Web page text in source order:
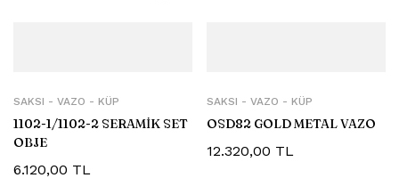
SAKSI - VAZO - KÜP
1102-1/1102-2 SERAMİK SET
OBJE
6.120,00 TL
SAKSI - VAZO - KÜP
OSD82 GOLD METAL VAZO
12.320,00 TL